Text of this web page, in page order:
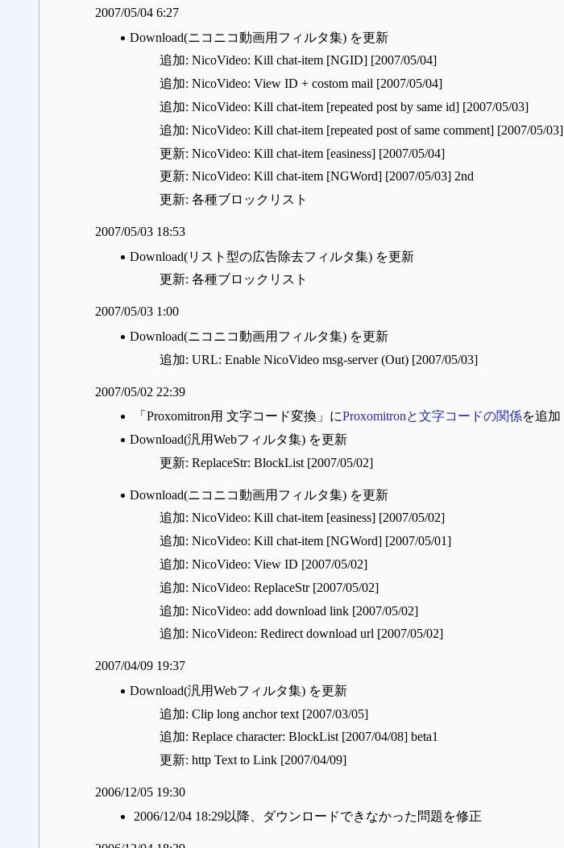
2007/05/04 6:27
Download(ニコニコ動画用フィルタ集) を更新
追加: NicoVideo: Kill chat-item [NGID] [2007/05/04]
追加: NicoVideo: View ID + costom mail [2007/05/04]
追加: NicoVideo: Kill chat-item [repeated post by same id] [2007/05/03]
追加: NicoVideo: Kill chat-item [repeated post of same comment] [2007/05/03]
更新: NicoVideo: Kill chat-item [easiness] [2007/05/04]
更新: NicoVideo: Kill chat-item [NGWord] [2007/05/03] 2nd
更新: 各種ブロックリスト
2007/05/03 18:53
Download(リスト型の広告除去フィルタ集) を更新
更新: 各種ブロックリスト
2007/05/03 1:00
Download(ニコニコ動画用フィルタ集) を更新
追加: URL: Enable NicoVideo msg-server (Out) [2007/05/03]
2007/05/02 22:39
「Proxomitron用 文字コード変換」にProxomitronと文字コードの関係を追加
Download(汎用Webフィルタ集) を更新
更新: ReplaceStr: BlockList [2007/05/02]
Download(ニコニコ動画用フィルタ集) を更新
追加: NicoVideo: Kill chat-item [easiness] [2007/05/02]
追加: NicoVideo: Kill chat-item [NGWord] [2007/05/01]
追加: NicoVideo: View ID [2007/05/02]
追加: NicoVideo: ReplaceStr [2007/05/02]
追加: NicoVideo: add download link [2007/05/02]
追加: NicoVideon: Redirect download url [2007/05/02]
2007/04/09 19:37
Download(汎用Webフィルタ集) を更新
追加: Clip long anchor text [2007/03/05]
追加: Replace character: BlockList [2007/04/08] beta1
更新: http Text to Link [2007/04/09]
2006/12/05 19:30
2006/12/04 18:29以降、ダウンロードできなかった問題を修正